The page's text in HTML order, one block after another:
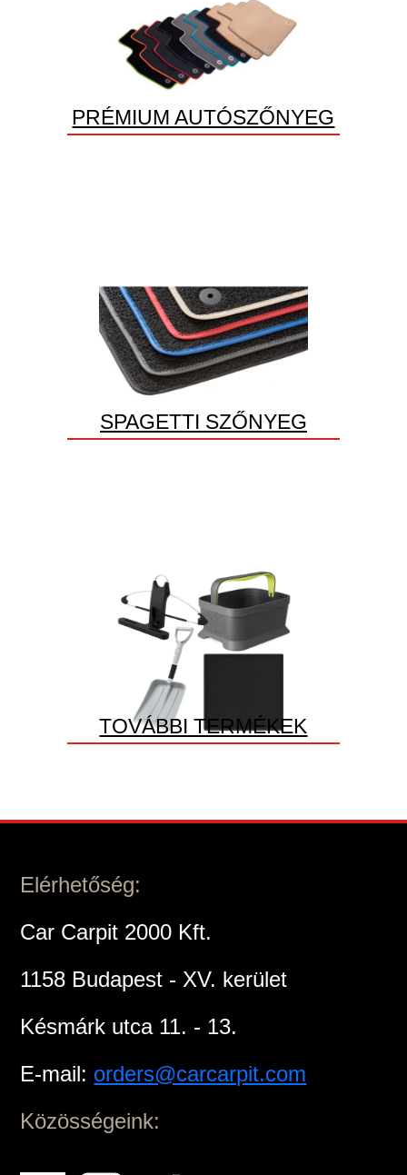
PRÉMIUM AUTÓSZŐNYEG
SPAGETTI SZŐNYEG
TOVÁBBI TERMÉKEK
Elérhetőség:
Car Carpit 2000 Kft.
1158 Budapest - XV. kerület
Késmárk utca 11. - 13.
E-mail: orders@carcarpit.com
Közösségeink: